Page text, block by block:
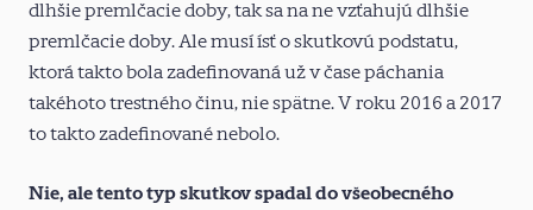
dlhšie premlčacie doby, tak sa na ne vzťahujú dlhšie
premlčacie doby. Ale musí ísť o skutkovú podstatu,
ktorá takto bola zadefinovaná už v čase páchania
takéhoto trestného činu, nie spätne. V roku 2016 a 2017
to takto zadefinované nebolo.
Nie, ale tento typ skutkov spadal do všeobecného